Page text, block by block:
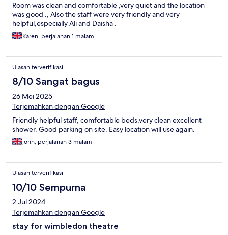
Room was clean and comfortable ,very quiet and the location
was good ., Also the staff were very friendly and very
helpful,especially Ali and Daisha .
Karen, perjalanan 1 malam
Ulasan terverifikasi
8/10 Sangat bagus
26 Mei 2025
Terjemahkan dengan Google
Friendly helpful staff, comfortable beds,very clean excellent
shower. Good parking on site. Easy location will use again.
john, perjalanan 3 malam
Ulasan terverifikasi
10/10 Sempurna
2 Jul 2024
Terjemahkan dengan Google
stay for wimbledon theatre